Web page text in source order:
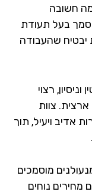
בעל תעודת
שהעבודה
רצוי
צוות
ויעיל, תוך
מוסמכים
נוחים